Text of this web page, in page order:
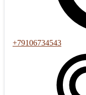
+79106734543